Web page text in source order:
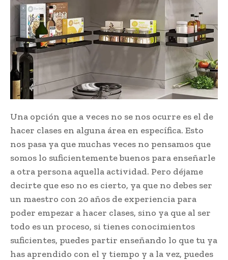
Una opción que a veces no se nos ocurre es el de
hacer clases en alguna área en específica. Esto
nos pasa ya que muchas veces no pensamos que
somos lo suficientemente buenos para enseñarle
a otra persona aquella actividad. Pero déjame
decirte que eso no es cierto, ya que no debes ser
un maestro con 20 años de experiencia para
poder empezar a hacer clases, sino ya que al ser
todo es un proceso, si tienes conocimientos
suficientes, puedes partir enseñando lo que tu ya
has aprendido con el y tiempo y a la vez, puedes